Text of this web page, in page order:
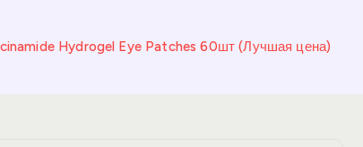
Hydrogel Eye Patches 60шт (Лучшая цена)